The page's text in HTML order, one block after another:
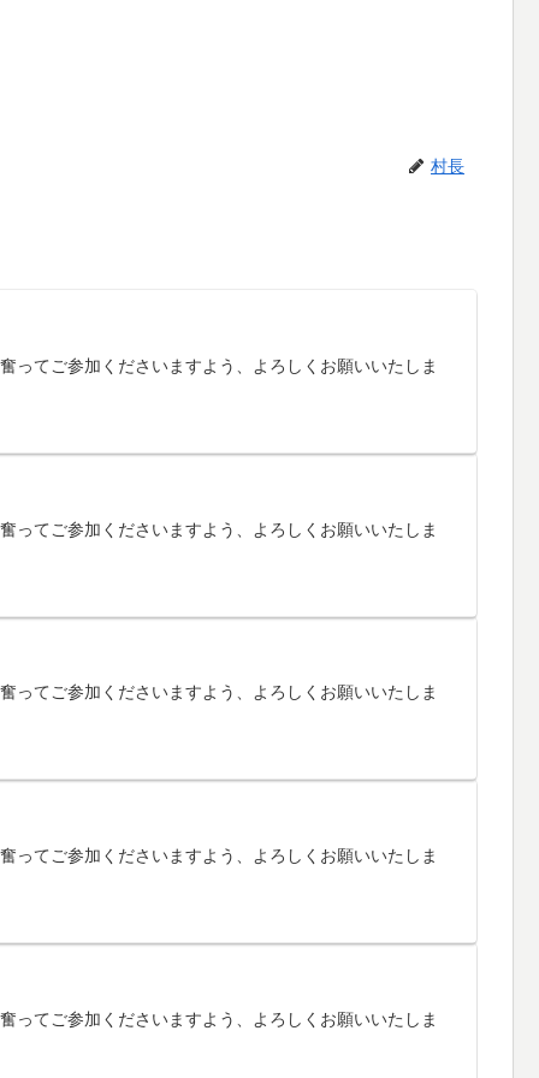
村長
ってご参加くださいますよう、よろしくお願いいたしま
ってご参加くださいますよう、よろしくお願いいたしま
ってご参加くださいますよう、よろしくお願いいたしま
ってご参加くださいますよう、よろしくお願いいたしま
ってご参加くださいますよう、よろしくお願いいたしま